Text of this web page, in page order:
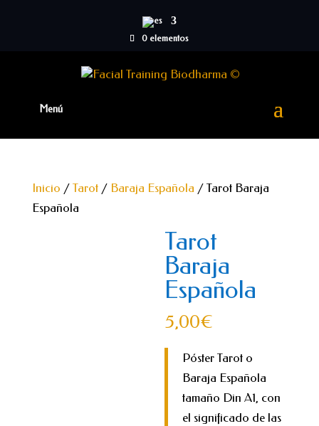
0 elementos
Inicio / Tarot/ Baraja Española / Tarot Baraja
Española
Tarot
Baraja
Española
5,00€
Póster Tarot o
Baraja Española
tamaño Din A1, con
el significado de las